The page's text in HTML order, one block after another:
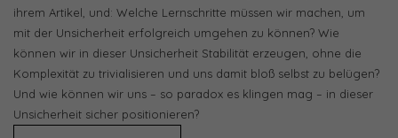
ihrem Artikel, und: Welche Lernschritte müssen wir machen, um
mit der Unsicherheit erfolgreich umgehen zu können? Wie
können wir in dieser Unsicherheit Stabilität erzeugen, ohne die
Komplexität zu trivialisieren und uns damit bloß selbst zu belügen?
Und wie können wir uns – so paradox es klingen mag – in dieser
Unsicherheit sicher positionieren?